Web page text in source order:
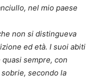
nel mio paese
non si distingueva
ed età. I suoi abiti
sempre, con
secondo la